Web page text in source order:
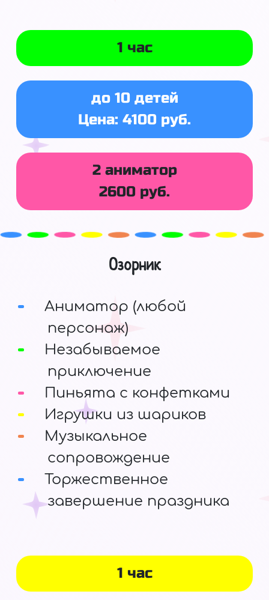
1 час
до 10 детей
Цена: 4100 руб.
2 аниматор
2600 руб.
1 час
Озорник
Аниматор (любой
персонаж)
Незабываемое
приключение
Пиньята с конфетками
Игрушки из шариков
Музыкальное
сопровождение
Торжественное
завершение праздника